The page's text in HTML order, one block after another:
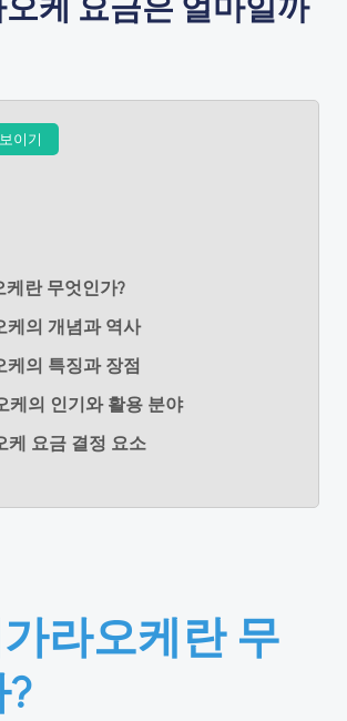
이기
케란 무엇인가?
케의 개념과 역사
케의 특징과 장점
케의 인기와 활용 분야
케 요금 결정 요소
라오케란 무